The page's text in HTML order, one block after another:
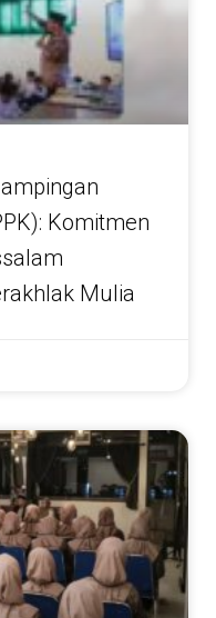
Komitmen
Mulia